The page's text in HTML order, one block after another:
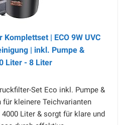
| ECO 9W UVC
| inkl. Pumpe &
Liter - 8 Liter
Set Eco inkl. Pumpe &
kleinere Teichvarianten
Liter & sorgt für klare und